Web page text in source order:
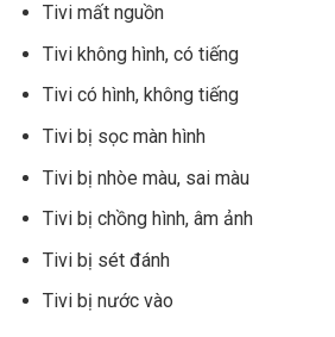
Tivi mất nguồn
Tivi không hình, có tiếng
Tivi có hình, không tiếng
Tivi bị sọc màn hình
Tivi bị nhòe màu, sai màu
Tivi bị chồng hình, âm ảnh
Tivi bị sét đánh
Tivi bị nước vào